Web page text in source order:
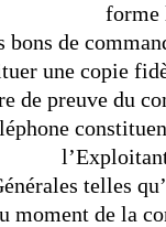
forme
de
une copie
de preuve du
telles
de la